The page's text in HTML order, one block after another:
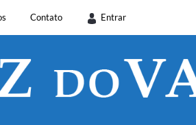
Contato Entrar